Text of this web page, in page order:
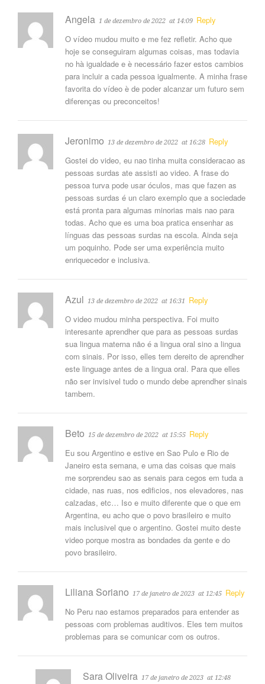
Angela 1 de dezembro de 2022 at 14:09 Reply
O vídeo mudou muito e me fez refletir. Acho que
hoje se conseguiram algumas coisas, mas todavia
no hà igualdade e è necessário fazer estos cambios
para incluir a cada pessoa igualmente. A minha frase
favorita do vídeo è de poder alcanzar um futuro sem
diferenças ou preconceitos!
Jeronimo 13 de dezembro de 2022 at 16:28 Reply
Gostei do video, eu nao tinha muita consideracao as
pessoas surdas ate assisti ao video. A frase do
pessoa turva pode usar óculos, mas que fazen as
pessoas surdas é un claro exemplo que a sociedade
está pronta para algumas minorias mais nao para
todas. Acho que es uma boa pratica ensenhar as
línguas das pessoas surdas na escola. Ainda seja
um poquinho. Pode ser uma experiência muito
enriquecedor e inclusiva.
Azul 13 de dezembro de 2022 at 16:31
Reply
O video mudou minha perspectiva. Foi muito
interesante aprendher que para as pessoas surdas
sua lingua materna não é a lingua oral sino a lingua
com sinais. Por isso, elles tem dereito de aprendher
este linguage antes de a lingua oral. Para que elles
não ser invisivel tudo o mundo debe aprendher sinais
tambem.
Beto 15 de dezembro de 2022 at 15:55 Reply
Eu sou Argentino e estive en Sao Pulo e Rio de
Janeiro esta semana, e uma das coisas que mais
me sorprendeu sao as senais para cegos em tuda a
cidade, nas ruas, nos edificios, nos elevadores, nas
calzadas, etc… Iso e muito diferente que o que em
Argentina, eu acho que o povo brasileiro e muito
mais inclusivel que o argentino. Gostei muito deste
video porque mostra as bondades da gente e do
povo brasileiro.
Liliana Soriano 17 de janeiro de 2023 at 12:45 Reply
No Peru nao estamos preparados para entender as
pessoas com problemas auditivos. Eles tem muitos
problemas para se comunicar com os outros.
Sara Oliveira 17 de janeiro de 2023 at 12:48